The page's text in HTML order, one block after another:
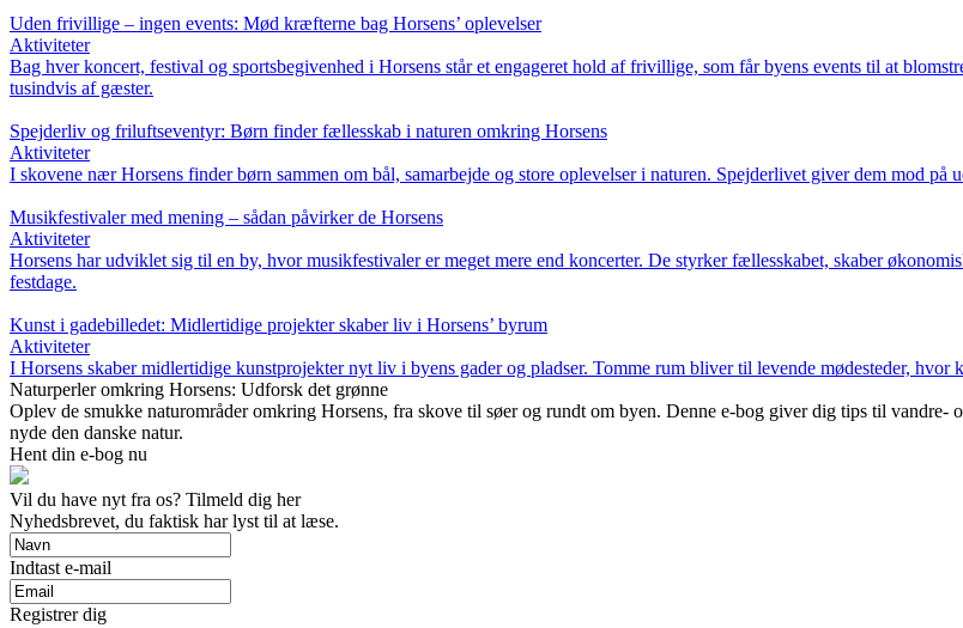
Uden frivillige – ingen events: Mød kræfterne bag Horsens’ oplevelser
Aktiviteter
Bag hver koncert, festival og sportsbegivenhed i Horsens står et engageret hold af frivillige, som får byens events til at
tusindvis af gæster.
Spejderliv og friluftseventyr: Børn finder fællesskab i naturen omkring Horsens
Aktiviteter
I skovene nær Horsens finder børn sammen om bål, samarbejde og store oplevelser i naturen. Spejderlivet giver dem mod på
Musikfestivaler med mening – sådan påvirker de Horsens
Aktiviteter
Horsens har udviklet sig til en by, hvor musikfestivaler er meget mere end koncerter. De styrker fællesskabet, skaber
festdage.
Kunst i gadebilledet: Midlertidige projekter skaber liv i Horsens’ byrum
Aktiviteter
I Horsens skaber midlertidige kunstprojekter nyt liv i byens gader og pladser. Tomme rum bliver til levende mødesteder,
Naturperler omkring Horsens: Udforsk det grønne
Oplev de smukke naturområder omkring Horsens, fra skove til søer og rundt om byen. Denne e-bog giver dig tips til
nyde den danske natur.
Hent din e-bog nu
Vil du have nyt fra os? Tilmeld dig her
Nyhedsbrevet, du faktisk har lyst til at læse.
Indtast e-mail
Registrer dig